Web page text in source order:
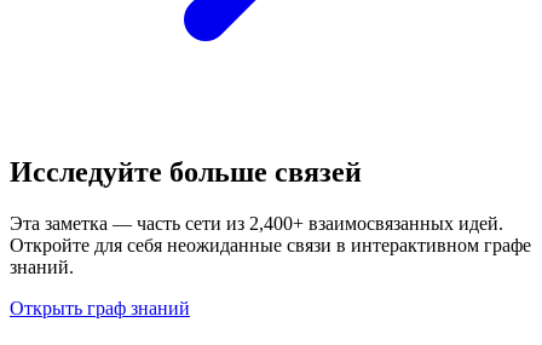
Исследуйте больше связей
Эта заметка — часть сети из 2,400+ взаимосвязанных идей.
Откройте для себя неожиданные связи в интерактивном графе
знаний.
Открыть граф знаний